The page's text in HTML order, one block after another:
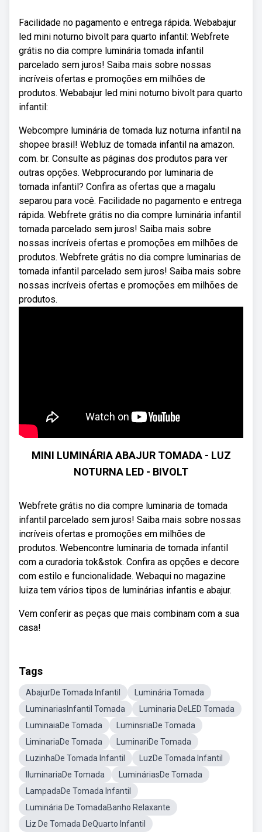
Facilidade no pagamento e entrega rápida. Webabajur
led mini noturno bivolt para quarto infantil: Webfrete
grátis no dia compre luminária tomada infantil
parcelado sem juros! Saiba mais sobre nossas
incríveis ofertas e promoções em milhões de
produtos. Webabajur led mini noturno bivolt para quarto
infantil:
Webcompre luminária de tomada luz noturna infantil na
shopee brasil! Webluz de tomada infantil na amazon.
com. br. Consulte as páginas dos produtos para ver
outras opções. Webprocurando por luminaria de
tomada infantil? Confira as ofertas que a magalu
separou para você. Facilidade no pagamento e entrega
rápida. Webfrete grátis no dia compre luminária infantil
tomada parcelado sem juros! Saiba mais sobre
nossas incríveis ofertas e promoções em milhões de
produtos. Webfrete grátis no dia compre luminarias de
tomada infantil parcelado sem juros! Saiba mais sobre
nossas incríveis ofertas e promoções em milhões de
produtos.
MINI LUMINÁRIA ABAJUR TOMADA - LUZ
NOTURNA LED - BIVOLT
Webfrete grátis no dia compre luminaria de tomada
infantil parcelado sem juros! Saiba mais sobre nossas
incríveis ofertas e promoções em milhões de
produtos. Webencontre luminaria de tomada infantil
com a curadoria tok&stok. Confira as opções e decore
com estilo e funcionalidade. Webaqui no magazine
luiza tem vários tipos de luminárias infantis e abajur.
Vem conferir as peças que mais combinam com a sua
casa!
Tags
AbajurDe Tomada Infantil
Luminária Tomada
LuminariasInfantil Tomada
Luminaria DeLED Tomada
LuminaiaDe Tomada
LuminsriaDe Tomada
LiminariaDe Tomada
LuminariDe Tomada
LuzinhaDe Tomada Infantil
LuzDe Tomada Infantil
IluminariaDe Tomada
LumináriasDe Tomada
LampadaDe Tomada Infantil
Luminária De TomadaBanho Relaxante
Liz De Tomada DeQuarto Infantil